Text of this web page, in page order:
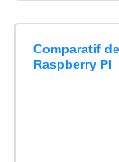
Comparatif
Raspberry PI